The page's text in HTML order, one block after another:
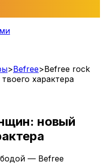
>Befree>Befree rock
характера
новый
— Befree